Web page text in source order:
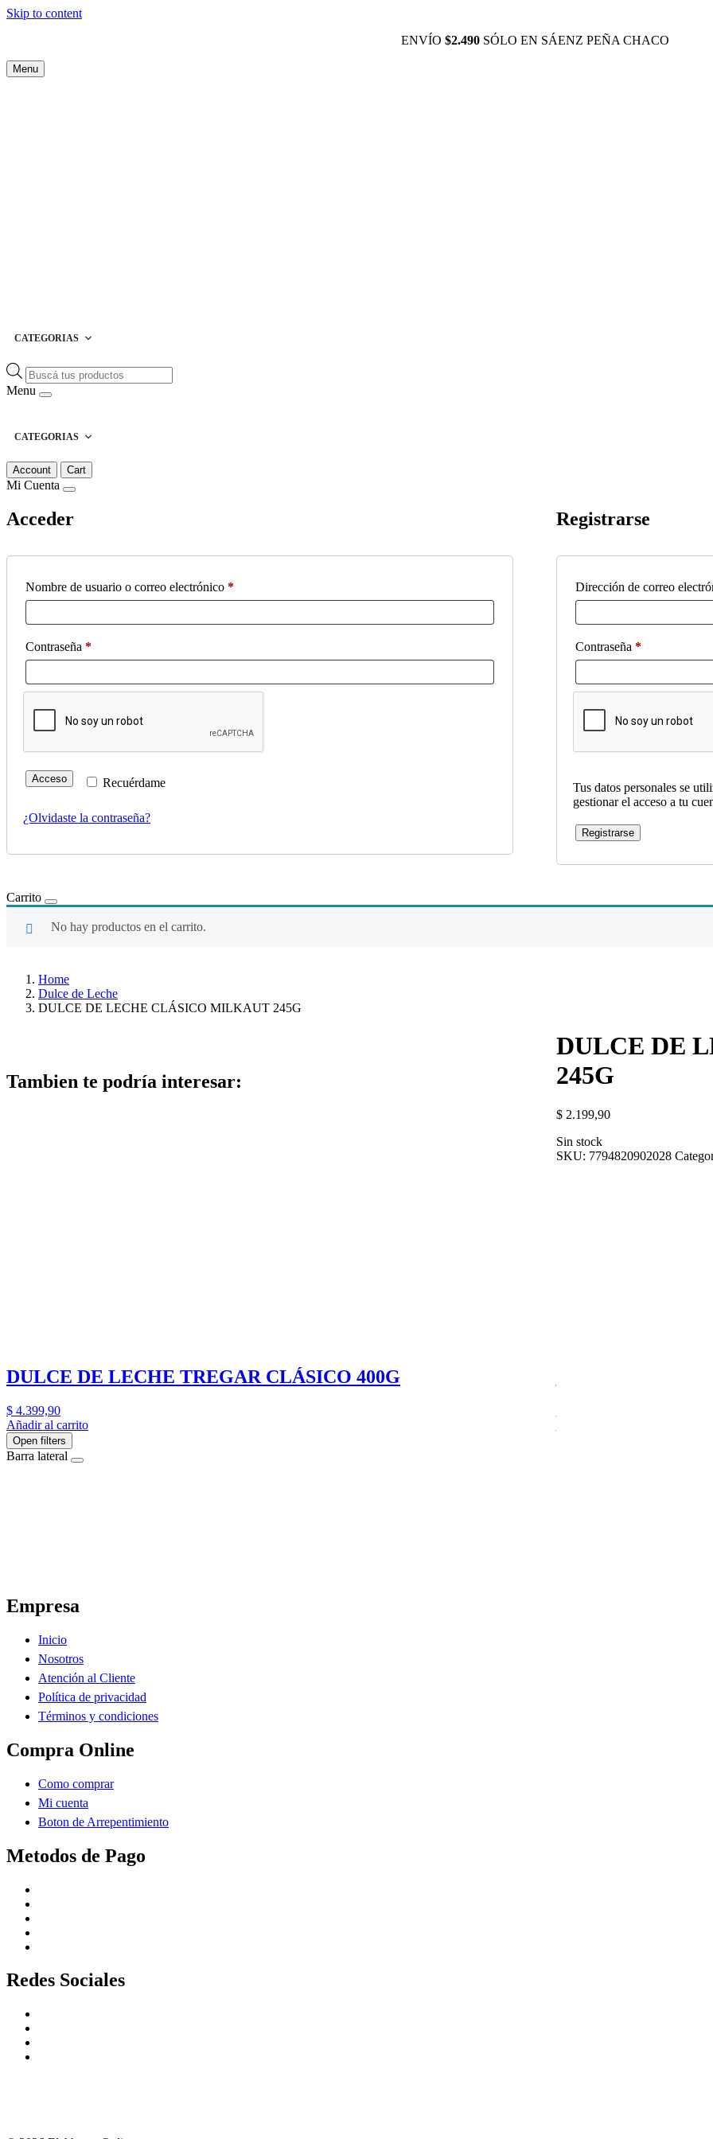
Skip to content
ENVÍO $2.490 SÓLO EN SÁENZ PEÑA CHACO
Menu
CATEGORIAS
Búsqueda
de
productos
Menu
CATEGORIAS
Account Cart
Mi Cuenta
Acceder
Nombre de usuario o correo electrónico *Obligatorio
Contraseña *Obligatorio
Recuérdame
Acceso
¿Olvidaste la contraseña?
Registrarse
Dirección de correo
Contraseña *Obligatorio
Tus datos personales se
gestionar el acceso a tu
Registrarse
Carrito
No hay productos en el carrito.
Home
Dulce de Leche
DULCE DE LECHE CLÁSICO MILKAUT 245G
DULCE DE
245G
$2.199,90
Sin stock
SKU: 7794820902028
Tambien te podría interesar:
DULCE DE LECHE TREGAR CLÁSICO 400G
$ 4.399,90
Añadir al carrito
Open filters
Barra lateral
Empresa
Inicio
Nosotros
Atención al Cliente
Política de privacidad
Términos y condiciones
Compra Online
Como comprar
Mi cuenta
Boton de Arrepentimiento
Metodos de Pago
Redes Sociales